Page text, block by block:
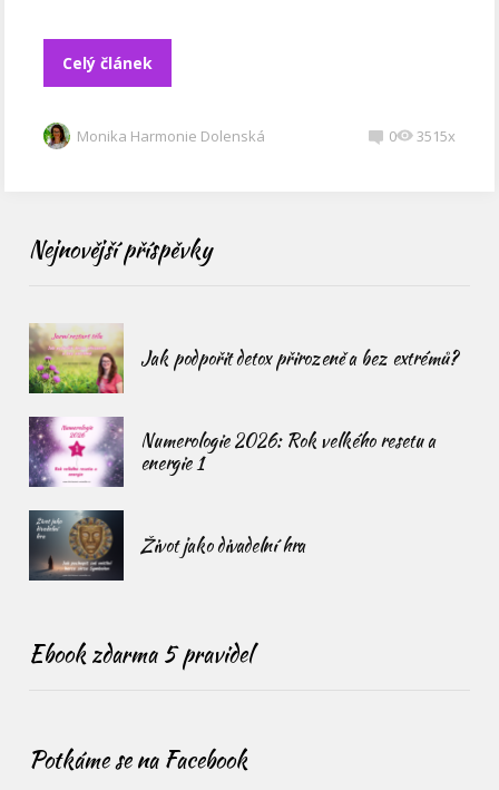
Celý článek
Monika Harmonie Dolenská 0 3515x
Nejnovější příspěvky
Jak podpořit detox přirozeně a bez extrémů?
Numerologie 2026: Rok velkého resetu a
energie 1
Život jako divadelní hra
Ebook zdarma 5 pravidel
Potkáme se na Facebook